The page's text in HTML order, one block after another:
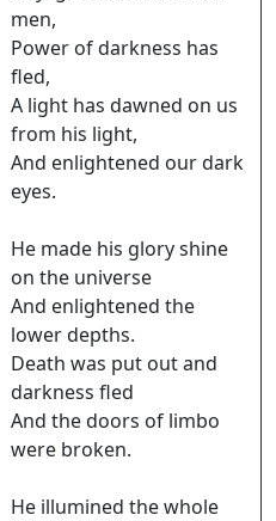
men,
Power of darkness has
fled,
A light has dawned on us
from his light,
And enlightened our dark
eyes.
He made his glory shine
on the universe
And enlightened the
lower depths.
Death was put out and
darkness fled
And the doors of limbo
were broken.
He illumined the whole